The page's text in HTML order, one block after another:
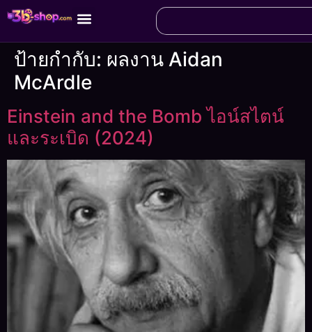
ป้ายกำกับ: ผลงาน Aidan
McArdle
Einstein and the Bomb ไอน์สไตน์
และระเบิด (2024)